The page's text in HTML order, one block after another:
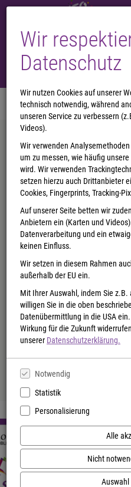
Wir
Datenschutz
Wir nutzen Cookies auf unserer
technisch notwendig, während
unseren Service zu verbessern
Videos).
Wir verwenden
um zu messen, wie häufig
wird. Wir verwenden
setzen hierzu auch Drittanbieter
Cookies, Fingerprints, Tracking-
Auf unserer Seite betten wir
Anbietern ein (Karten und
Datenverarbeitung und ein
keinen Einfluss.
Wir setzen in diesem Rahmen
außerhalb der EU ein.
Mit Ihrer Auswahl, indem Sie z.B.
willigen Sie in die oben
Datenübermittlung in die USA
Wirkung für die Zukunft
unserer Datenschutzerklärung.
Notwendig
Statistik
Personalisierung
Alle
Nicht
Auswahl
Menü
Aktuelle
Fünf, sechs, sieben, acht
Ewald Arenz
25,00 €*